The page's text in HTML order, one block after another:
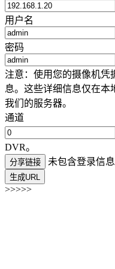
用户名
密码
注意：使用您的摄像机凭
息。这些详细信息仅在本
我们的服务器。
通道
DVR。
分享链接 未包含登录信息
生成URL
>>>>>